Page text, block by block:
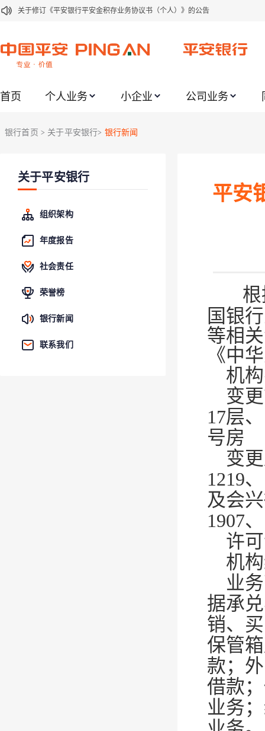
关于修订《平安银行平安金积存业务协议书（个人）》的公告
关于2021年劳动节期间代理贵金属业务风险提示的通知
关于加强代理贵金属业务风险防范的提示
关于进一步加强代理贵金属业务风险防范的提示
关于平安银行电子版信用卡更名为平安银行数字信用卡的公告
首页 个人业务 小企业 公司业务
银行首页 > 关于平安银行> 银行新闻
关于平安银行
组织架构
年度报告
社会责任
荣誉榜
银行新闻
联系我们
平安
国银
等相
《中
机
变
17层
号房
变
1219
及会
1907
许
机
业
据承
销、
保管
款；
借款
业务